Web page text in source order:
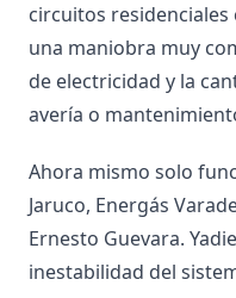
circuitos
una maniobra muy
de electricidad y la
avería o
Ahora mismo solo
Jaruco, Energás
Ernesto Guevara.
inestabilidad del